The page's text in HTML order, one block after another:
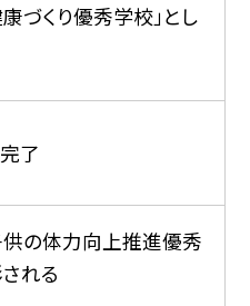
づくり優秀学校」とし
了
供の体力向上推進優秀
れる